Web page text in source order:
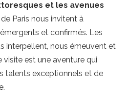
et les avenues
Paris nous invitent à
et confirmés. Les
interpellent, nous émeuvent et
visite est une aventure qui
talents exceptionnels et de